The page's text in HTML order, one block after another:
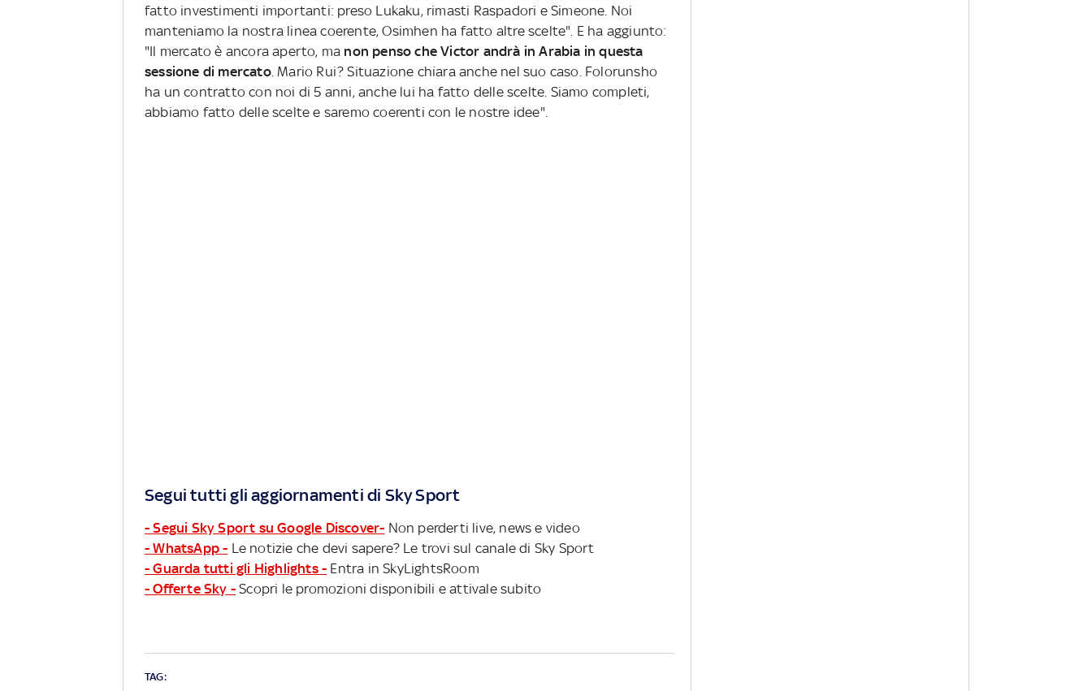
fatto investimenti importanti: preso Lukaku, rimasti Raspadori e Simeone. Noi
manteniamo la nostra linea coerente, Osimhen ha fatto altre scelte". E ha aggiunto:
"Il mercato è ancora aperto, ma non penso che Victor andrà in Arabia in questa
sessione di mercato. Mario Rui? Situazione chiara anche nel suo caso. Folorunsho
ha un contratto con noi di 5 anni, anche lui ha fatto delle scelte. Siamo completi,
abbiamo fatto delle scelte e saremo coerenti con le nostre idee".
Segui tutti gli aggiornamenti di Sky Sport
- Segui Sky Sport su Google Discover- Non perderti live, news e video
- WhatsApp - Le notizie che devi sapere? Le trovi sul canale di Sky Sport
- Guarda tutti gli Highlights - Entra in SkyLightsRoom
- Offerte Sky - Scopri le promozioni disponibili e attivale subito
TAG: